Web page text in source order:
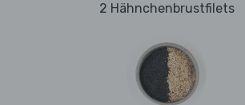
2 Hähnchenbrustfilets